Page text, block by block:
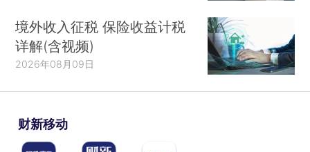
境外收入征税 保险收益计税
详解(含视频)
2026年08月09日
财新移动